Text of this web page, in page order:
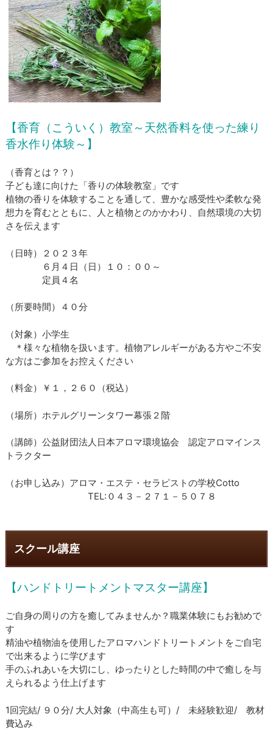
【香育（こういく）教室～天然香料を使った練り
香水作り体験～】
（香育とは？？）
子ども達に向けた「香りの体験教室」です
植物の香りを体験することを通して、豊かな感受性や柔軟な発
想力を育むとともに、人と植物とのかかわり、自然環境の大切
さを伝えます
（日時）２０２３年
６月４日（日）１０：００～
定員４名
（所要時間）４０分
（対象）小学生
＊様々な植物を扱います。植物アレルギーがある方やご不安
な方はご参加をお控えください
（料金）￥１，２６０（税込）
（場所）ホテルグリーンタワー幕張２階
（講師）公益財団法人日本アロマ環境協会 認定アロマインス
トラクター
（お申し込み）アロマ・エステ・セラピストの学校Cotto
TEL:０４３－２７１－５０７８
スクール講座
【ハンドトリートメントマスター講座】
ご自身の周りの方を癒してみませんか？職業体験にもお勧めで
す
精油や植物油を使用したアロマハンドトリートメントをご自宅
で出来るように学びます
​手のふれあいを大切にし、ゆったりとした時間の中で癒しを与
えられるよう仕上げます
1回完結/ ９０分/ 大人対象（中高生も可）/ 未経験歓迎/ 教材
費込み